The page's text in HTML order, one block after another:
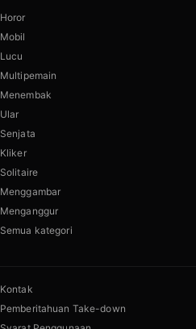
Horor
Mobil
Lucu
Multipemain
Menembak
Ular
Senjata
Kliker
Solitaire
Menggambar
Menganggur
Semua kategori
Kontak
Pemberitahuan Take-down